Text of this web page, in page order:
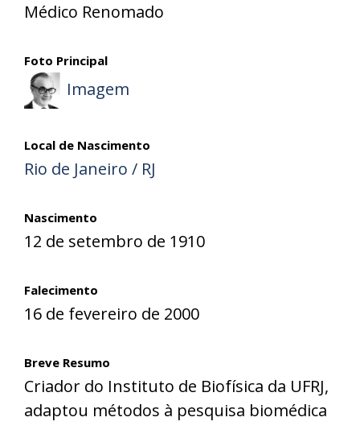
Médico Renomado
Foto Principal
Imagem
Local de Nascimento
Rio de Janeiro / RJ
Nascimento
12 de setembro de 1910
Falecimento
16 de fevereiro de 2000
Breve Resumo
Criador do Instituto de Biofísica da UFRJ,
adaptou métodos à pesquisa biomédica